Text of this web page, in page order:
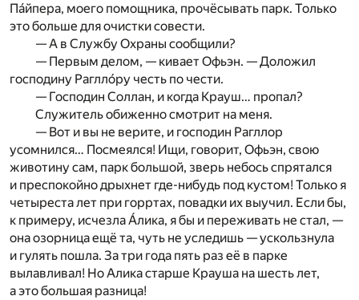
Пáйпера, моего помощника, прочёсывать парк. Только
это больше для очистки совести.
— А в Службу Охраны сообщили?
— Первым делом, — кивает Офьэн. — Доложил
господину Раглло́ру честь по чести.
— Господин Соллан, и когда Крауш… пропал?
Служитель обиженно смотрит на меня.
— Вот и вы не верите, и господин Рагллор
усомнился… Посмеялся! Ищи, говорит, Офьэн, свою
животину сам, парк большой, зверь небось спрятался
и преспокойно дрыхнет где-нибудь под кустом! Только я
четыреста лет при горртах, повадки их выучил. Если бы,
к примеру, исчезла Áлика, я бы и переживать не стал, —
она озорница ещё та, чуть не уследишь — ускользнула
и гулять пошла. За три года пять раз её в парке
вылавливал! Но Алика старше Крауша на шесть лет,
а это большая разница!